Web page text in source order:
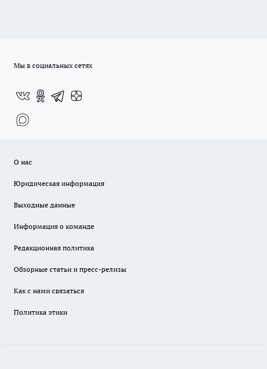
Мы в социальных сетях
О нас
Юридическая информация
Выходные данные
Информация о команде
Редакционная политика
Обзорные статьи и пресс-релизы
Как с нами связаться
Политика этики